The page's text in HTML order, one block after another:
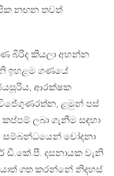
නඟන තවත්
බීරිද කියලා අහන්න
ඉහළම ගණයේ
ආරක්ෂක
විජේගුණරත්න, ළමුන් පස්
ලබා ගැනීම සඳහා
සම්බන්ධයෙන් චෝදනා
ඩී.කේ.පී. දසනායක වැනි
ගත කරන්නේ නිදහස්